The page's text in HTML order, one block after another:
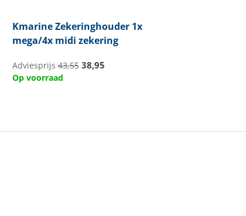
KmarineZekeringhouder 1x
mega/4x midi zekering
Adviesprijs43,55 38,95
Op voorraad